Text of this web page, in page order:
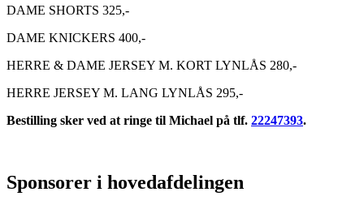
DAME SHORTS 325,-
DAME KNICKERS 400,-
HERRE & DAME JERSEY M. KORT LYNLÅS 280,-
HERRE JERSEY M. LANG LYNLÅS 295,-
Bestilling sker ved at ringe til Michael på tlf. 22247393.
Sponsorer i hovedafdelingen